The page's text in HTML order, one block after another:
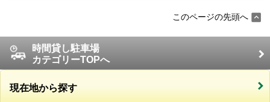
このページの先頭へ
時間貸し駐車場
カテゴリーTOPへ
現在地から探す